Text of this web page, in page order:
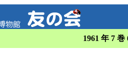
1961 年 7 巻